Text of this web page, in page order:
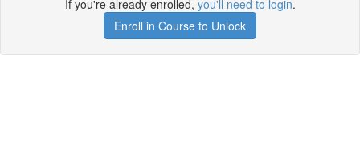
If you're already enrolled, you'll need to login.
Enroll in Course to Unlock